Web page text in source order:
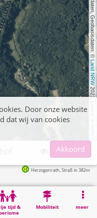
, Kartendaten, Geobasisdaten: ©
Land NRW
2021, Lizenz
dl-de/by-2-0
tijd &
Mobiliteit meer
Herzogenrath, Straß in 382m
Straß Friedhof
Door onze website
dat wij van cookies
Akkoord